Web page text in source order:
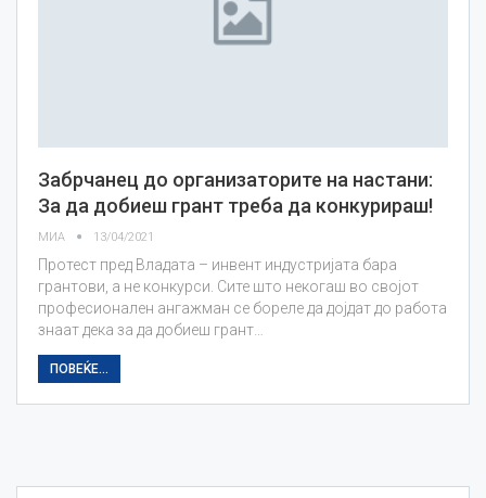
Забрчанец до организаторите на настани:
За да добиеш грант треба да конкурираш!
МИА 13/04/2021
Протест пред Владата – инвент индустријата бара
грантови, а не конкурси. Сите што некогаш во својот
професионален ангажман се бореле да дојдат до работа
знаат дека за да добиеш грант…
ПОВЕЌЕ...